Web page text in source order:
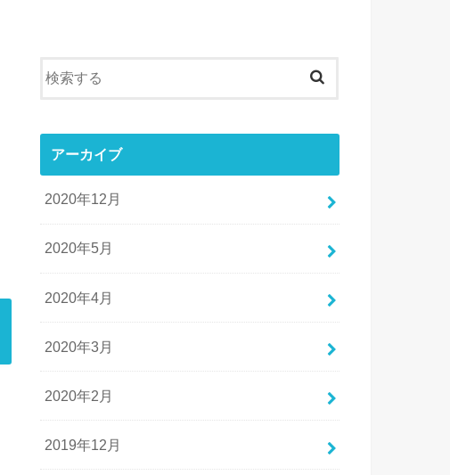
アーカイブ
2020年12月
2020年5月
2020年4月
2020年3月
2020年2月
2019年12月